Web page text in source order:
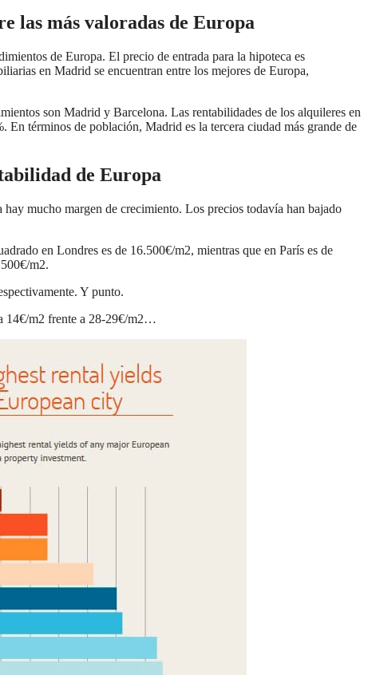
las más valoradas de Europa
de Europa. El precio de entrada para la hipoteca es
en Madrid se encuentran entre los mejores de Europa,
son Madrid y Barcelona. Las rentabilidades de los alquileres en
En términos de población, Madrid es la tercera ciudad más grande de
de Europa
mucho margen de crecimiento. Los precios todavía han bajado
en Londres es de 16.500€/m2, mientras que en París es de
m2.
Y punto.
14€/m2 frente a 28-29€/m2…